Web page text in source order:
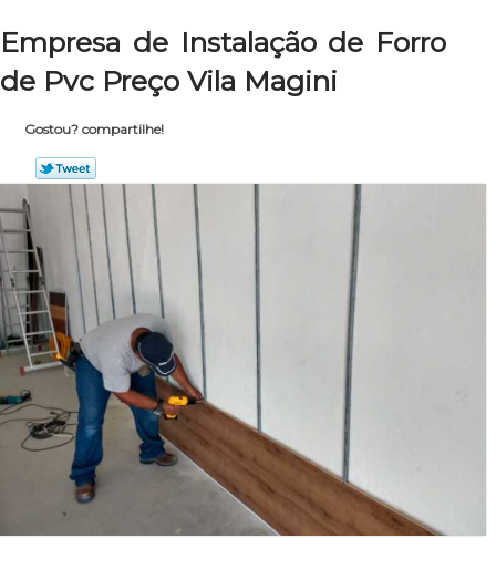
Empresa de Instalação de Forro
de Pvc Preço Vila Magini
Gostou? compartilhe!